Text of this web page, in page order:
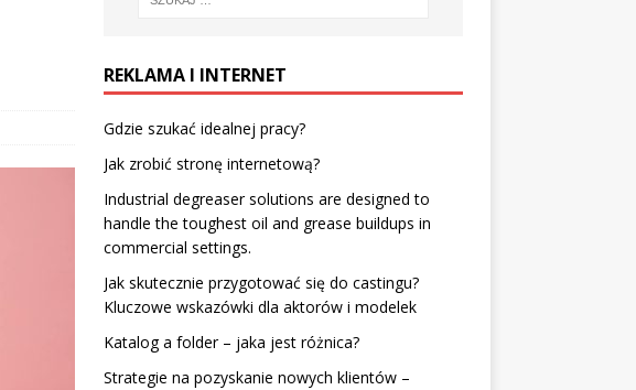
REKLAMA I INTERNET
Gdzie szukać idealnej pracy?
Jak zrobić stronę internetową?
Industrial degreasersolutions are designed to
handle the toughest oil and grease buildups in
commercial settings.
Jak skutecznie przygotować się do castingu?
Kluczowe wskazówki dla aktorów i modelek
Katalog a folder – jaka jest różnica?
Strategie na pozyskanie nowych klientów –